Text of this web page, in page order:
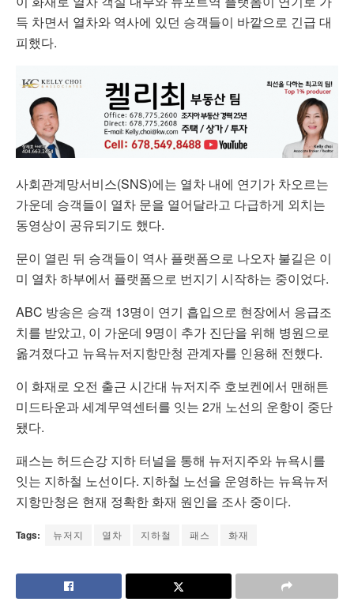
득 차면서 열차와 역사에 있던 승객들이 바깥으로 긴급 대
피했다.
사회관계망서비스(SNS)에는 열차 내에 연기가 차오르는
가운데 승객들이 열차 문을 열어달라고 다급하게 외치는
동영상이 공유되기도 했다.
문이 열린 뒤 승객들이 역사 플랫폼으로 나오자 불길은 이
미 열차 하부에서 플랫폼으로 번지기 시작하는 중이었다.
ABC 방송은 승객 13명이 연기 흡입으로 현장에서 응급조
치를 받았고, 이 가운데 9명이 추가 진단을 위해 병원으로
옮겨졌다고 뉴욕뉴저지항만청 관계자를 인용해 전했다.
이 화재로 오전 출근 시간대 뉴저지주 호보켄에서 맨해튼
미드타운과 세계무역센터를 잇는 2개 노선의 운항이 중단
됐다.
패스는 허드슨강 지하 터널을 통해 뉴저지주와 뉴욕시를
잇는 지하철 노선이다. 지하철 노선을 운영하는 뉴욕뉴저
지항만청은 현재 정확한 화재 원인을 조사 중이다.
Tags: 뉴저지 열차 지하철 패스 화재